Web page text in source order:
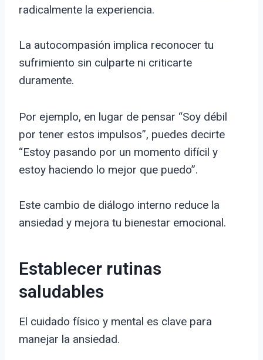
radicalmente la experiencia.
La autocompasión implica reconocer tu
sufrimiento sin culparte ni criticarte
duramente.
Por ejemplo, en lugar de pensar “Soy débil
por tener estos impulsos”, puedes decirte
“Estoy pasando por un momento difícil y
estoy haciendo lo mejor que puedo”.
Este cambio de diálogo interno reduce la
ansiedad y mejora tu bienestar emocional.
Establecer rutinas
saludables
El cuidado físico y mental es clave para
manejar la ansiedad.